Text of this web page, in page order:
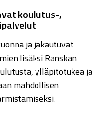
koulutus-,
ja jakautuvat
lisäksi Ranskan
ylläpitotukea ja
mahdollisen